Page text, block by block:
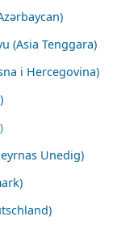
(Asia Tenggara)
i Hercegovina)
Unedig)